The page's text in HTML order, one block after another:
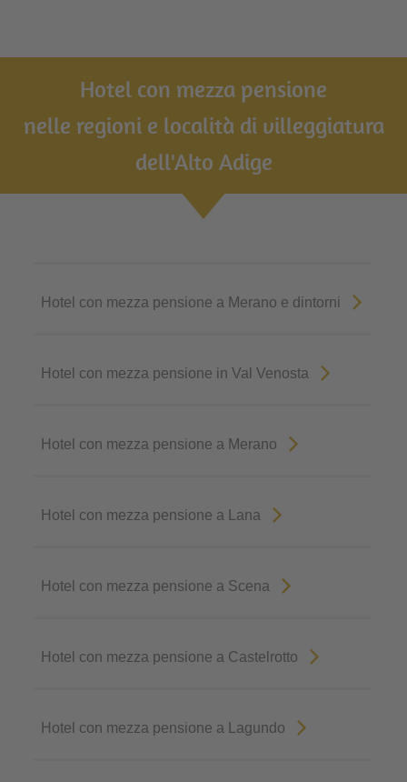
Hotel con mezza pensione
nelle regioni e località di villeggiatura
dell'Alto Adige
Hotel con mezza pensione a Merano e dintorni
Hotel con mezza pensione in Val Venosta
Hotel con mezza pensione a Merano
Hotel con mezza pensione a Lana
Hotel con mezza pensione a Scena
Hotel con mezza pensione a Castelrotto
Hotel con mezza pensione a Lagundo